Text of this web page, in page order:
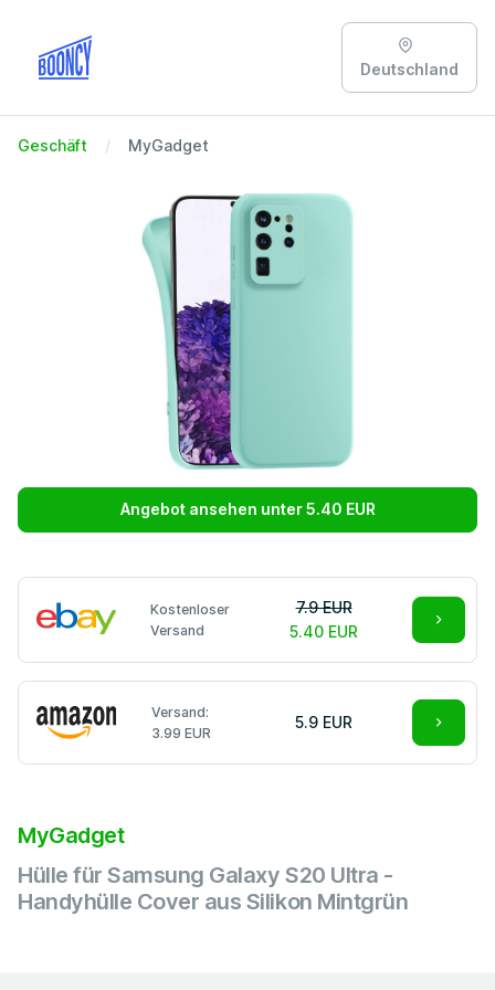
Deutschland
Geschäft MyGadget
Angebot ansehen unter 5.40 EUR
Kostenloser
Versand
7.9 EUR
5.40 EUR
Versand:
3.99 EUR
5.9 EUR
MyGadget
Hülle für Samsung Galaxy S20 Ultra -
Handyhülle Cover aus Silikon Mintgrün